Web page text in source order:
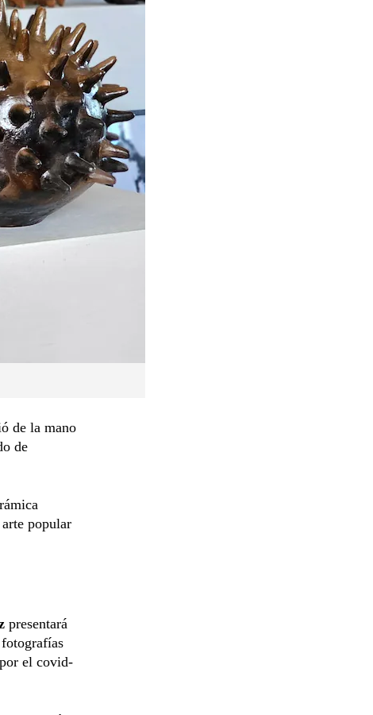
de la mano
de
popular
presentará
el covid-